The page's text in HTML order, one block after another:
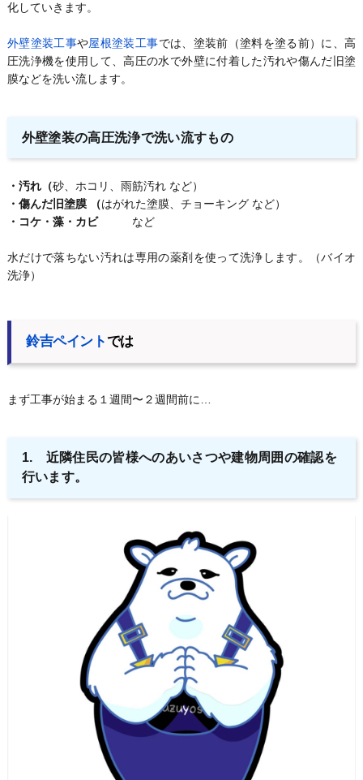
化していきます。
外壁塗装工事や屋根塗装工事では、塗装前（塗料を塗る前）に、高
圧洗浄機を使用して、高圧の水で外壁に付着した汚れや傷んだ旧塗
膜などを洗い流します。
外壁塗装の高圧洗浄で洗い流すもの
・汚れ（砂、ホコリ、雨筋汚れ など）
・傷んだ旧塗膜 （はがれた塗膜、チョーキング など）
・コケ・藻・カビなど
水だけで落ちない汚れは専用の薬剤を使って洗浄します。（バイオ
洗浄）
鈴吉ペイントでは
まず工事が始まる１週間〜２週間前に…
1. 近隣住民の皆様へのあいさつや建物周囲の確認を
行います。